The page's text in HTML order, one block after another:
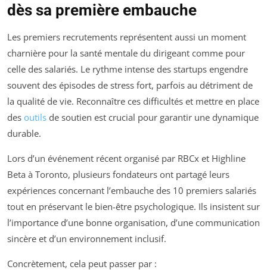
dès sa première embauche
Les premiers recrutements représentent aussi un moment
charnière pour la santé mentale du dirigeant comme pour
celle des salariés. Le rythme intense des startups engendre
souvent des épisodes de stress fort, parfois au détriment de
la qualité de vie. Reconnaître ces difficultés et mettre en place
des outils de soutien est crucial pour garantir une dynamique
durable.
Lors d’un événement récent organisé par RBCx et Highline
Beta à Toronto, plusieurs fondateurs ont partagé leurs
expériences concernant l’embauche des 10 premiers salariés
tout en préservant le bien-être psychologique. Ils insistent sur
l’importance d’une bonne organisation, d’une communication
sincère et d’un environnement inclusif.
Concrètement, cela peut passer par :